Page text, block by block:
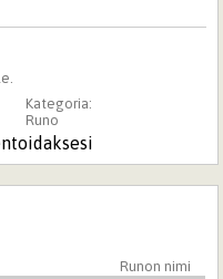
Kategoria:
Runo
Runon nimi